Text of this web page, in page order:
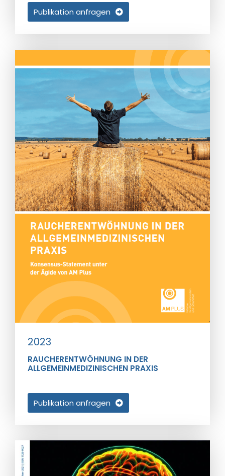
Publikation anfragen
2023
RAUCHERENTWÖHNUNG IN DER
ALLGEMEINMEDIZINISCHEN PRAXIS
Publikation anfragen